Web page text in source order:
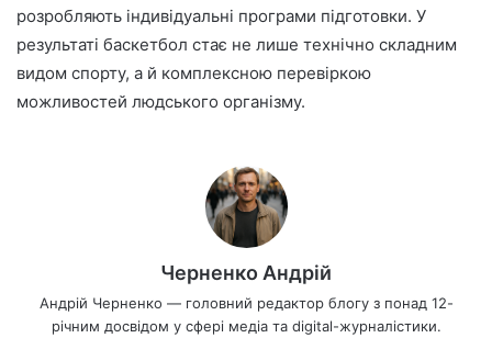
розробляють індивідуальні програми підготовки. У
результаті баскетбол стає не лише технічно складним
видом спорту, а й комплексною перевіркою
можливостей людського організму.
Черненко Андрій
Андрій Черненко — головний редактор блогу з понад 12-
річним досвідом у сфері медіа та digital-журналістики.